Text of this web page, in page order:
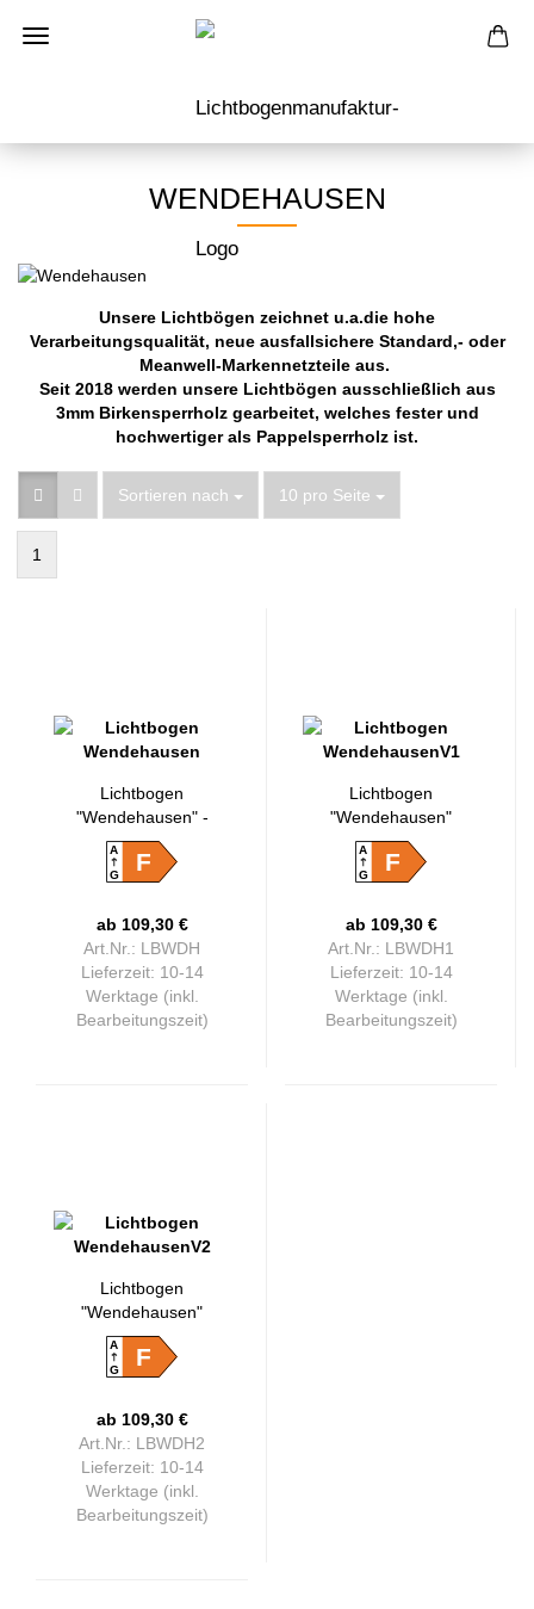
WENDEHAUSEN
Unsere Lichtbögen zeichnet u.a.die hohe
Verarbeitungsqualität, neue ausfallsichere Standard,- oder
Meanwell-Markennetzteile aus.
Seit 2018 werden unsere Lichtbögen ausschließlich aus
3mm Birkensperrholz gearbeitet, welches fester und
hochwertiger als Pappelsperrholz ist.
Sortieren nach
Sortieren nach 10 pro Seite
pro Seite
1
Lichtbogen
"Wendehausen" -
schlicht
A
GF
ab 109,30 €
Art.Nr.: LBWDH
Lieferzeit: 10-14
Werktage (inkl.
Bearbeitungszeit)
Lichtbogen
"Wendehausen"
Version1
A
GF
ab 109,30 €
Art.Nr.: LBWDH1
Lieferzeit: 10-14
Werktage (inkl.
Bearbeitungszeit)
Lichtbogen
"Wendehausen"
Version2
A
GF
ab 109,30 €
Art.Nr.: LBWDH2
Lieferzeit: 10-14
Werktage (inkl.
Bearbeitungszeit)